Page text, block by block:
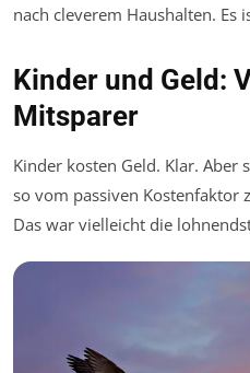
nach cleverem Haushalten. Es
Kinder und Geld:
Mitsparer
Kinder kosten Geld. Klar.
so vom passiven Kostenfaktor
Das war vielleicht die